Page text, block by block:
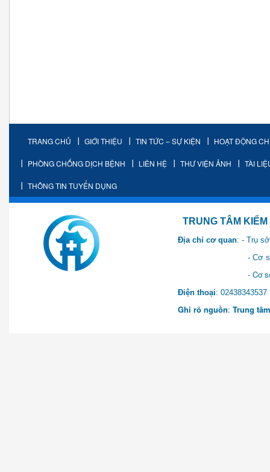
TRANG CHỦ GIỚI THIỆU TIN TỨC – SỰ KIỆN HOẠT ĐỘNG
PHÒNG CHỐNG DỊCH BỆNH LIÊN HỆ THƯ VIỆN ẢNH TÀI
THÔNG TIN TUYỂN DỤNG
TRUNG TÂM KIỂM SOÁT
Địa chỉ cơ quan: - Trụ
- Cơ sở 2: Khu Hành
- Cơ sở 3: Số 1 Ngõ 2
Điện thoại:
Ghi rõ nguồn: Trung